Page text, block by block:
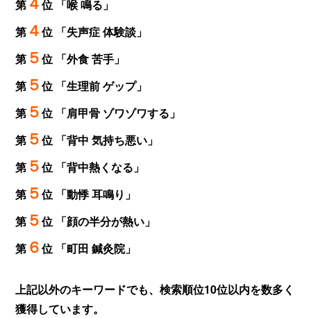
第
位 「喉 鳴る」
第 ４位 「失声症 体験談」
第 ５位 「外食 苦手」
第 ５位 「生理前 ゲップ」
第 ５位 「肩甲骨 ゾワゾワする」
第 ５位 「背中 気持ち悪い」
第 ５位 「背中熱くなる」
第 ５位 「動悸 耳鳴り」
第 ５位 「顔の半分が熱い」
第 ６位 「町田 鍼灸院」
上記以外のキーワードでも、検索順位10位以内を数多く
獲得しています。